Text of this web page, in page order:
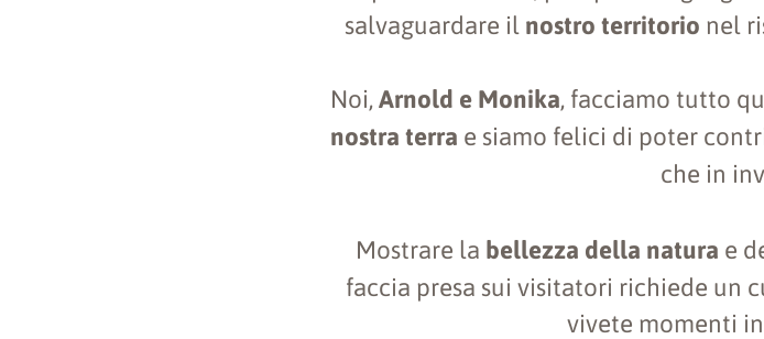
salvaguardare il nostro territorio nel
Noi, Arnold e Monika, facciamo tutto
nostra terra e siamo felici di poter
che in
Mostrare la bellezza della natura e
faccia presa sui visitatori richiede un
vivete momenti